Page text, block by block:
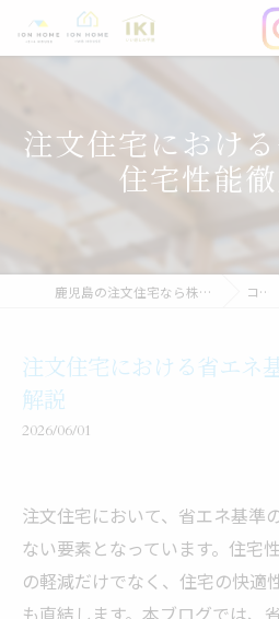
注文住宅におけ
住宅性能
鹿児島の注文住宅なら株式会社イオン・ホーム コラム
注文住宅における省エネ
解説
2026/06/01
注文住宅において、省エネ基準
ない要素となっています。住宅
の軽減だけでなく、住宅の快適
も直結します。本ブログでは、